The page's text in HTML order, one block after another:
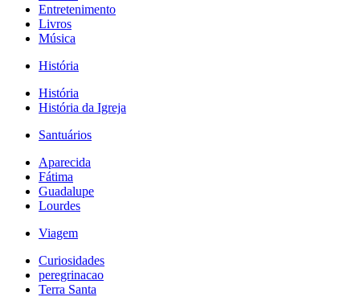
Entretenimento
Livros
Música
História
História
História da Igreja
Santuários
Aparecida
Fátima
Guadalupe
Lourdes
Viagem
Curiosidades
peregrinacao
Terra Santa